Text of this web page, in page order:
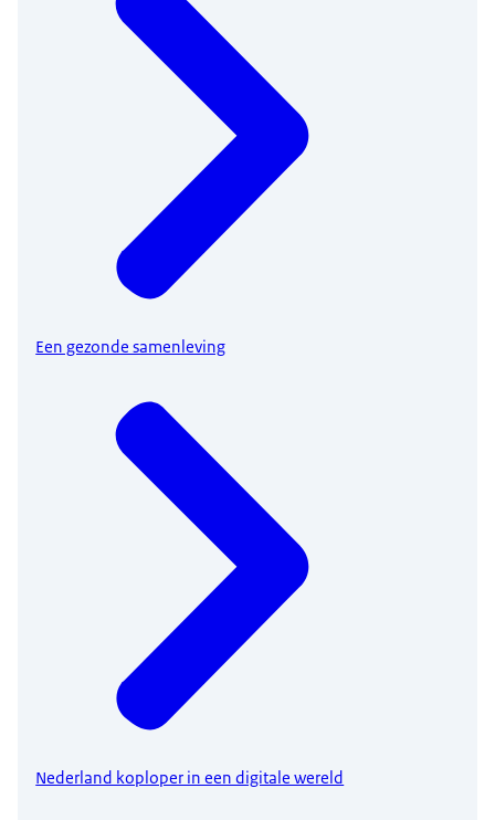
Een gezonde samenleving
Nederland koploper in een digitale wereld